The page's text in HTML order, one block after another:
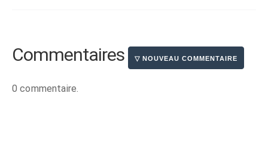
Commentaires
0 commentaire.